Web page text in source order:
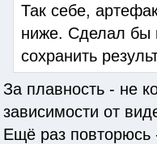
Так себе,
ниже. Сделал бы
сохранить
За плавность - не
зависимости от
Ещё раз повторюсь